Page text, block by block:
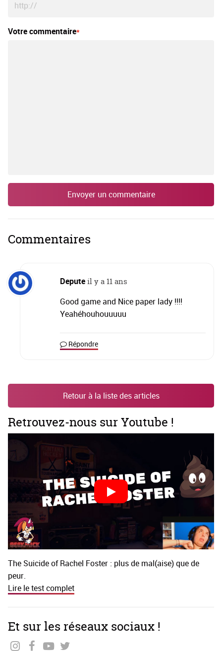
Votre commentaire
Envoyer un commentaire
Commentaires
Deputeil y a 11 ans
Good game and Nice paper lady !!!!
Yeahéhouhouuuuu
Répondre
Retour à la liste des articles
Retrouvez-nous sur Youtube !
The Suicide of Rachel Foster : plus de mal(aise) que de
peur.
Lire le test complet
Et sur les réseaux sociaux !